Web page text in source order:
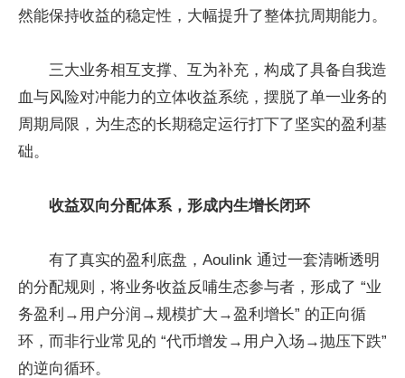
然能保持收益的稳定性，大幅提升了整体抗周期能力。
三大业务相互支撑、互为补充，构成了具备自我造
血与风险对冲能力的立体收益系统，摆脱了单一业务的
周期局限，为生态的长期稳定运行打下了坚实的盈利基
础。
收益双向分配体系，形成内生增长闭环
有了真实的盈利底盘，Aoulink 通过一套清晰透明
的分配规则，将业务收益反哺生态参与者，形成了 “业
务盈利→用户分润→规模扩大→盈利增长” 的正向循
环，而非行业常见的 “代币增发→用户入场→抛压下跌”
的逆向循环。